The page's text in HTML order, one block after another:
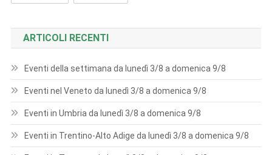
ARTICOLI RECENTI
Eventi della settimana da lunedì 3/8 a domenica 9/8
Eventi nel Veneto da lunedì 3/8 a domenica 9/8
Eventi in Umbria da lunedì 3/8 a domenica 9/8
Eventi in Trentino-Alto Adige da lunedì 3/8 a domenica 9/8